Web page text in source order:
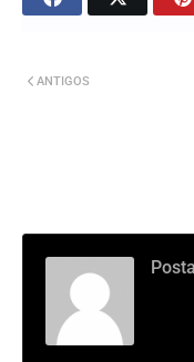
ANTIGOS